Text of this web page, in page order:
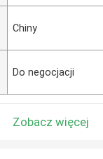
Chiny
Do negocjacji
Zobacz więcej